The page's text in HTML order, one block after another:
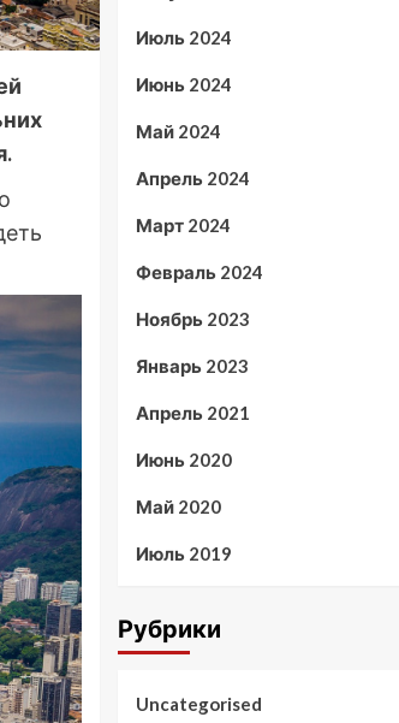
Июль 2024
Июнь 2024
Май 2024
Апрель 2024
Март 2024
Февраль 2024
Ноябрь 2023
Январь 2023
Апрель 2021
Июнь 2020
Май 2020
Июль 2019
Рубрики
Uncategorised